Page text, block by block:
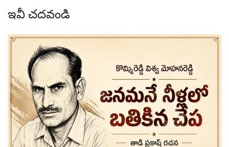
ఇవీ చదవండి